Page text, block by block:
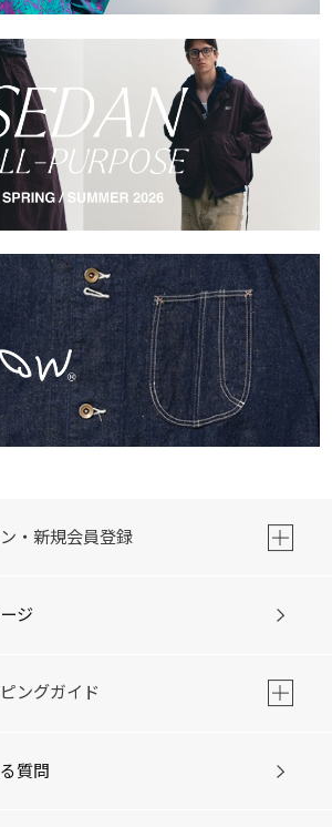
・新規会員登録
ジ
ングガイド
質問